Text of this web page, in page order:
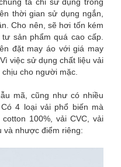
thời gian sử dụng ngắn,
Cho nên, sẽ hơi tốn kém
sản phẩm quá cao cấp.
đặt may áo với giá may
việc sử dụng chất liệu vải
cho người mặc.
mã, cũng như có nhiều
4 loại vải phổ biến mà
100%, vải CVC, vải
và nhược điểm riêng: